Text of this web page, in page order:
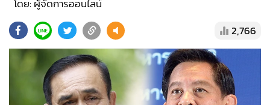
• ผู้จัดกวน
Good health & Well-being
Green Innovation & SD
Management & HR
โดย: ผู้จัดการออนไลน์
2,766